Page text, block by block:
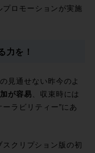
プロモーションが実施
力を！
見通せない昨今のよ
が容易 、収束時には
ーラビリティー”にあ
クリプション版の初